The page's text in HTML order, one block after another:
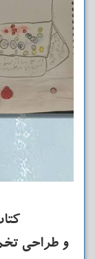
و طراحی